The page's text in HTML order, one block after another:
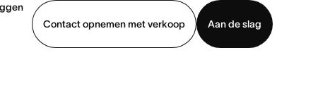
Contact opnemen met verkoop
Aan de slag